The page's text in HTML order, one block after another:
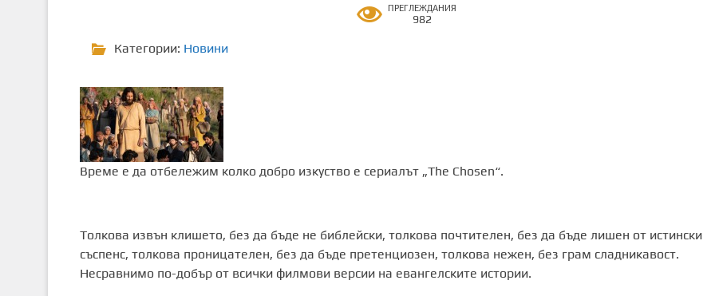
ПРЕГЛЕЖДАНИЯ
982
Категории: Новини
Време е да отбележим колко добро изкуство е сериалът „The Chosen“.
Толкова извън клишето, без да бъде не библейски, толкова почтителен, без да бъде лишен от истински
съспенс, толкова проницателен, без да бъде претенциозен, толкова нежен, без грам сладникавост.
Несравнимо по-добър от всички филмови версии на евангелските истории.